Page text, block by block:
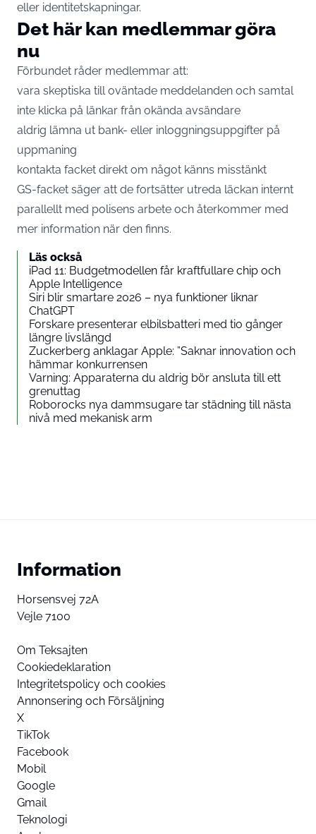
eller identitetskapningar.
Det här kan medlemmar göra
nu
Förbundet råder medlemmar att:
vara skeptiska till oväntade meddelanden och samtal
inte klicka på länkar från okända avsändare
aldrig lämna ut bank- eller inloggningsuppgifter på
uppmaning
kontakta facket direkt om något känns misstänkt
GS-facket säger att de fortsätter utreda läckan internt
parallellt med polisens arbete och återkommer med
mer information när den finns.
Läs också
iPad 11: Budgetmodellen får kraftfullare chip och
Apple Intelligence
Siri blir smartare 2026 – nya funktioner liknar
ChatGPT
Forskare presenterar elbilsbatteri med tio gånger
längre livslängd
Zuckerberg anklagar Apple: ”Saknar innovation och
hämmar konkurrensen
Varning: Apparaterna du aldrig bör ansluta till ett
grenuttag
Roborocks nya dammsugare tar städning till nästa
nivå med mekanisk arm
Information
Horsensvej 72A
Vejle 7100
Om Teksajten
Cookiedeklaration
Integritetspolicy och cookies
Annonsering och Försäljning
X
TikTok
Facebook
Mobil
Google
Gmail
Teknologi